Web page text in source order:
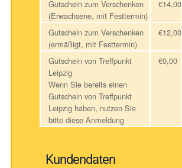
Gutschein zum Verschenken
(Erwachsene, mit Festtermin)
€14,00
Gutschein zum Verschenken
(ermäßigt, mit Festtermin)
€12,00
Gutschein von Treffpunkt
Leipzig
Wenn Sie bereits einen
Gutschein von Treffpunkt
Leipzig haben, nutzen Sie
bitte diese Anmeldung
€0,00
Kundendaten